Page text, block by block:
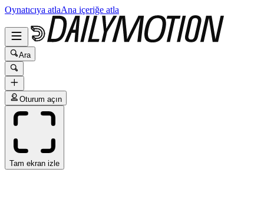
Oynatıcıya atlaAna içeriğe atla
Ara
Oturum açın
Tam ekran izle